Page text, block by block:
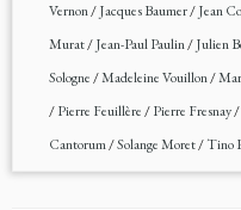
Vernon/Jacques Baumer/Jean
Murat/Jean-Paul Paulin/Julien
Sologne/Madeleine Vouillon/
/Pierre Feuillère/Pierre Fresnay/
Cantorum/Solange Moret/Tino